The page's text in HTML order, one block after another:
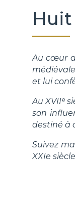
Huit
Au cœur
et lui
Au XVIIᵉ
son
destiné à
Suivez
XXIe